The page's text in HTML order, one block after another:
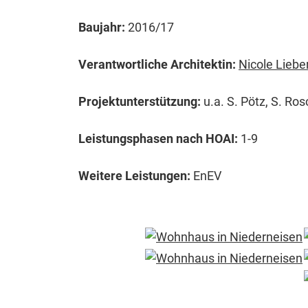
Baujahr: 2016/17
Verantwortliche Architektin: Nicole
Projektunterstützung: u.a. S. Pötz, S.
Leistungsphasen nach HOAI: 1-9
Weitere Leistungen: EnEV